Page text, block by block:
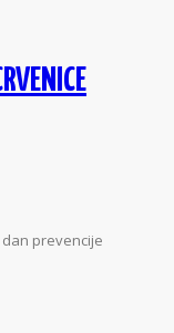
prevencije